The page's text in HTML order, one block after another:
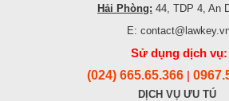
Hải Phòng: 44, TDP 4, An
E:
Sử dụng dịch vụ:
(024) 665.65.366
DỊCH VỤ ƯU TÚ